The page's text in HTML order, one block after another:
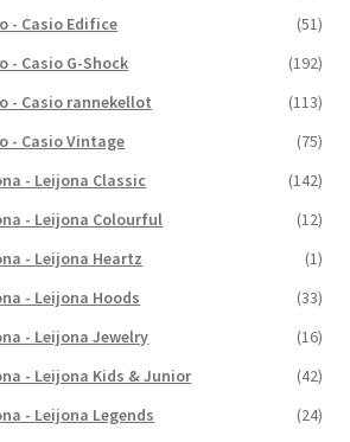
- Casio Edifice
(51)
- Casio G-Shock
(192)
- Casio rannekellot
(113)
- Casio Vintage
(75)
- Leijona Classic
(142)
- Leijona Colourful
(12)
- Leijona Heartz
(1)
- Leijona Hoods
(33)
- Leijona Jewelry
(16)
- Leijona Kids & Junior
(42)
- Leijona Legends
(24)